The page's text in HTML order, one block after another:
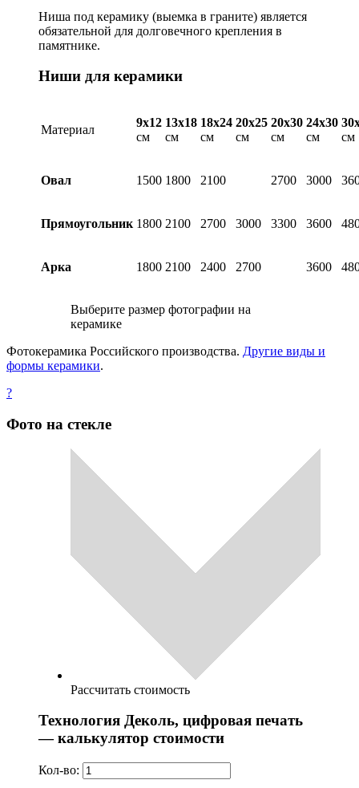
Ниша под керамику (выемка в граните) является
обязательной для долговечного крепления в
памятнике.
Ниши для керамики
Материал
9х12
см
13х18
см
18х24
см
20х25
см
20х30
см
24х30
см
см
Овал 1500 1800 2100 2700 3000
Прямоугольник 1800 2100 2700 3000 3300 3600
Арка 1800 2100 2400 2700 3600
Выберите размер фотографии на
керамике
Фотокерамика Российского производства. Другие виды и
формы керамики.
?
Фото на стекле
Рассчитать стоимость
Технология Деколь, цифровая печать
— калькулятор стоимости
Кол-во: